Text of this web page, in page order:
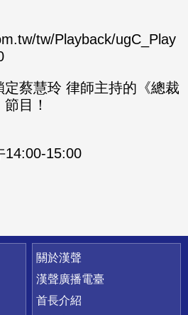
tw/Playback/ugC_Play
蔡慧玲 律師主持的《總裁
目！
14:00-15:00
關於漢聲
漢聲廣播電臺
首長介紹